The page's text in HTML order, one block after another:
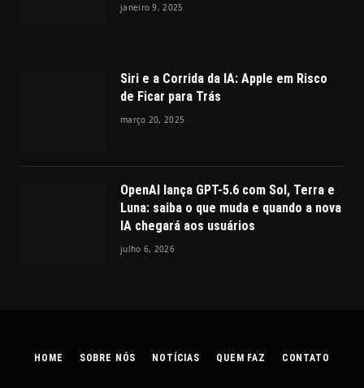
janeiro 9, 2025
Siri e a Corrida da IA: Apple em Risco
de Ficar para Trás
março 20, 2025
OpenAI lança GPT-5.6 com Sol, Terra e
Luna: saiba o que muda e quando a nova
IA chegará aos usuários
julho 6, 2026
HOME SOBRE NÓS NOTÍCIAS QUEM FAZ CONTATO